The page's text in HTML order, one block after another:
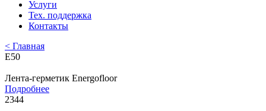
Услуги
Тех. поддержка
Контакты
< Главная
E50
Лента-герметик Energofloor
Подробнее
2344